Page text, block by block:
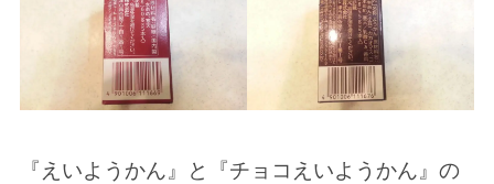
『えいようかん』と『チョコえいようかん』の